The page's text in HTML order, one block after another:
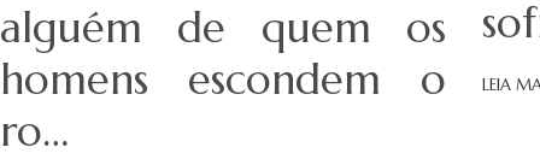
alguém de quem os
homens escondem o
ro…
LEIA